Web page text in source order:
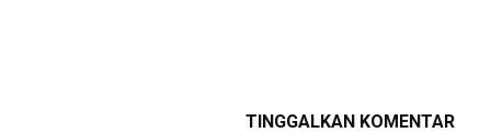
TINGGALKAN KOMENTAR